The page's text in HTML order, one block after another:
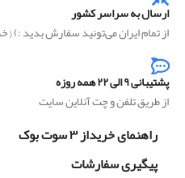
ارسال به سراسر کشور
از تمام ایران می‌تونید سفارش بدید :) {
پشتیبانی ۹ الی ۲۲ همه روزه
از طریق تلفن و چت آنلاین سایت
راهنمای خریداز ۳ سوت بوک
پیگیری سفارشات